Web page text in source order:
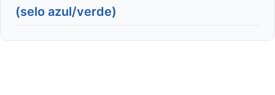
(selo azul/verde)